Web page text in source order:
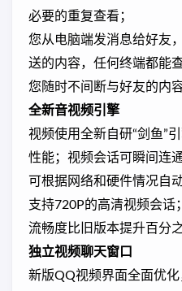
必要的重复查看；
您从电脑端发消息给好友
送的内容，任何终端都能
您随时不间断与好友的内容
全新音视频引擎
视频使用全新自研“剑鱼”
性能；视频会话可瞬间连通
可根据网络和硬件情况自
支持720P的高清视频会话；
流畅度比旧版本提升百分之
独立视频聊天窗口
新版QQ视频界面全面优